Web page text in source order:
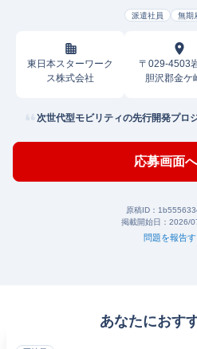
派遣社員 無期
東日本スターワーク
ス株式会社
〒029-4503
胆沢郡金ケ
次世代型モビリティの先行開発プロ
応募画面
原稿ID：
掲載開始日： 2026/
問題を報告す
あなたにおす